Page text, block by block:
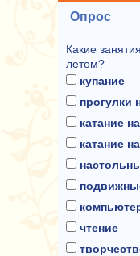
Опрос
Какие
летом?
купание
прогулки
катание
катание
чтение